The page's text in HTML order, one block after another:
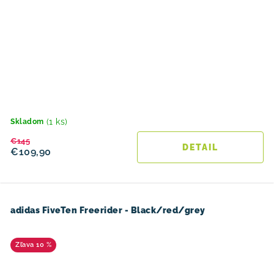
Skladom (1 ks)
€109,90
€145
DETAIL
adidas FiveTen Freerider - Black/red/grey
10 %